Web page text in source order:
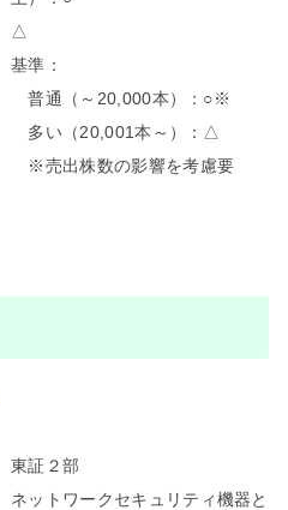
△
基準：
普通（～20,000本）：○※
多い（20,001本～）：△
※売出株数の影響を考慮要
東証２部
ネットワークセキュリティ機器と